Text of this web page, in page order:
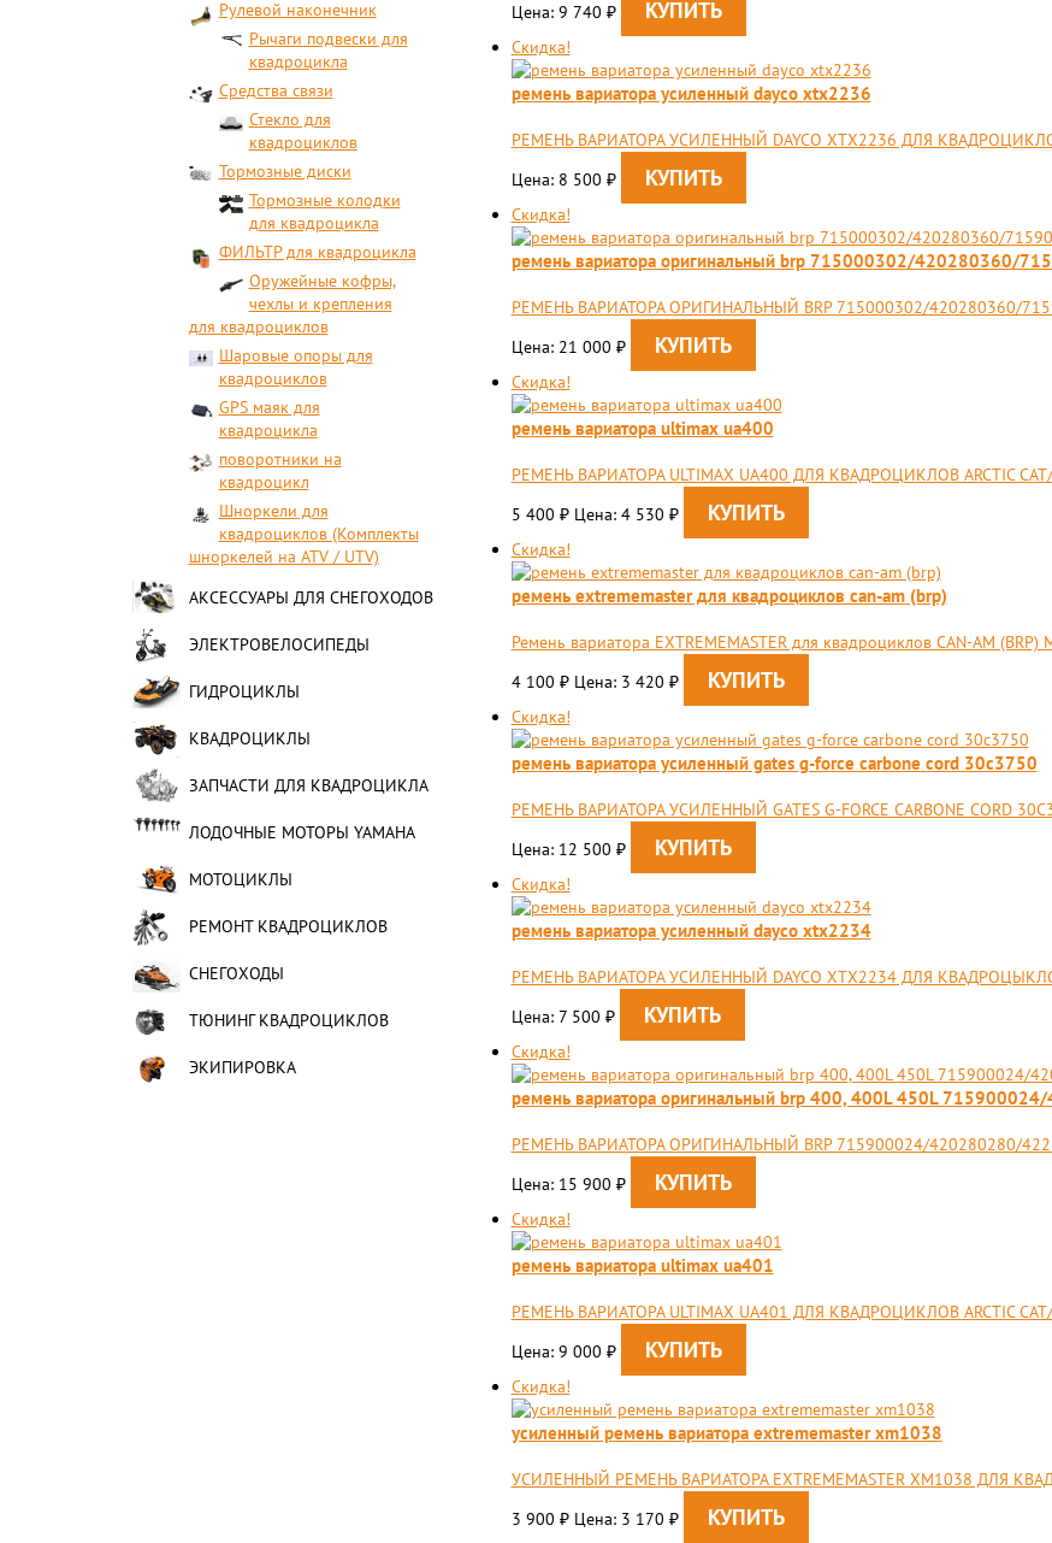
Рулевой наконечник
Рычаги подвески для
квадроцикла
Средства связи
Стекло для
квадроциклов
Тормозные диски
Тормозные колодки
для квадроцикла
ФИЛЬТР для квадроцикла
Оружейные кофры,
чехлы и крепления
для квадроциклов
Шаровые опоры для
квадроциклов
GPS маяк для
квадроцикла
поворотники на
квадроцикл
Шноркели для
квадроциклов (Комплекты
шноркелей на ATV / UTV)
АКСЕССУАРЫ ДЛЯ СНЕГОХОДОВ
ЭЛЕКТРОВЕЛОСИПЕДЫ
ГИДРОЦИКЛЫ
КВАДРОЦИКЛЫ
ЗАПЧАСТИ ДЛЯ КВАДРОЦИКЛА
ЛОДОЧНЫЕ МОТОРЫ YAMAHA
МОТОЦИКЛЫ
РЕМОНТ КВАДРОЦИКЛОВ
СНЕГОХОДЫ
ТЮНИНГ КВАДРОЦИКЛОВ
ЭКИПИРОВКА
Цена: 9 740 ₽
Скидка!
ремень вариатора усиленный dayco xtx2236
РЕМЕНЬ ВАРИАТОРА УСИЛЕННЫЙ DAYCO XTX2236 ДЛЯ КВАДРОЦИКЛОВ
Цена: 8 500 ₽
Скидка!
ремень вариатора оригинальный brp 715000302/420280360/
РЕМЕНЬ ВАРИАТОРА ОРИГИНАЛЬНЫЙ BRP 715000302/420280360/
Цена: 21 000 ₽
Скидка!
ремень вариатора ultimax ua400
РЕМЕНЬ ВАРИАТОРА ULTIMAX UA400 ДЛЯ КВАДРОЦИКЛОВ ARCTIC CAT/
5 400 ₽ Цена: 4 530 ₽
Скидка!
ремень extrememaster для квадроциклов can-am (brp)
Ремень вариатора EXTREMEMASTER для квадроциклов CAN-AM
4 100 ₽ Цена: 3 420 ₽
Скидка!
ремень вариатора усиленный gates g-force carbone cord 30c3750
РЕМЕНЬ ВАРИАТОРА УСИЛЕННЫЙ GATES G-FORCE CARBONE CORD
Цена: 12 500 ₽
Скидка!
ремень вариатора усиленный dayco xtx2234
РЕМЕНЬ ВАРИАТОРА УСИЛЕННЫЙ DAYCO XTX2234 ДЛЯ КВАДРОЦЫКЛОВ
Цена: 7 500 ₽
Скидка!
ремень вариатора оригинальный brp 400, 400L 450L
РЕМЕНЬ ВАРИАТОРА ОРИГИНАЛЬНЫЙ BRP 715900024/420280280/
Цена: 15 900 ₽
Скидка!
ремень вариатора ultimax ua401
РЕМЕНЬ ВАРИАТОРА ULTIMAX UA401 ДЛЯ КВАДРОЦИКЛОВ ARCTIC CAT/
Цена: 9 000 ₽
Скидка!
усиленный ремень вариатора extrememaster xm1038
УСИЛЕННЫЙ РЕМЕНЬ ВАРИАТОРА EXTREMEMASTER XM1038 ДЛЯ
3 900 ₽ Цена: 3 170 ₽